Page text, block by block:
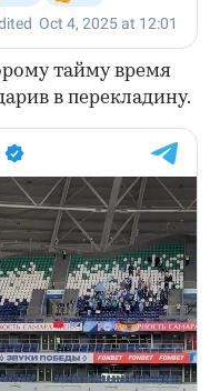
тайму время
в перекладину.